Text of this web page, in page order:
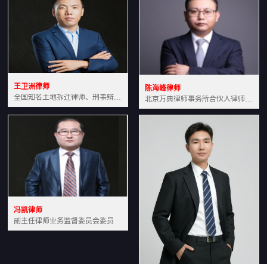
王卫洲律师
全国知名土地拆迁律师、刑事辩护律师北京万典律师事务所主任中国法学会会员北京市行政法研究会理事
陈海峰律师
北京万典律师事务所合伙人律师土地房产专业资深律师
冯凯律师
副主任律师业务监督委员会委员